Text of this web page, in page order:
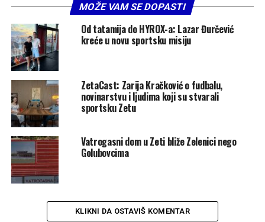
MOŽE VAM SE DOPASTI
Od tatamija do HYROX-a: Lazar Đurčević
kreće u novu sportsku misiju
ZetaCast: Zarija Kračković o fudbalu,
novinarstvu i ljudima koji su stvarali
sportsku Zetu
Vatrogasni dom u Zeti bliže Zelenici nego
Golubovcima
KLIKNI DA OSTAVIŠ KOMENTAR